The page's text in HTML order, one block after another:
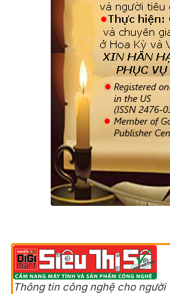
Thông tin công nghệ cho